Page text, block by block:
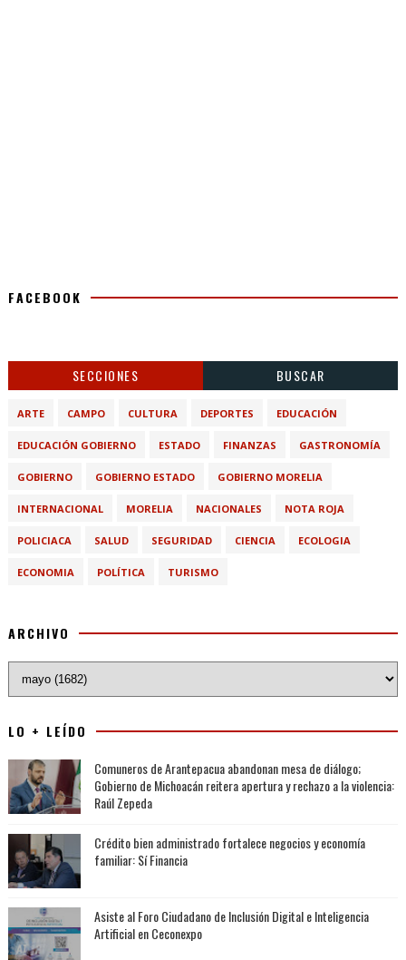
FACEBOOK
SECCIONES BUSCAR
ARTE CAMPO CULTURA DEPORTES EDUCACIÓN
EDUCACIÓN GOBIERNO ESTADO FINANZAS GASTRONOMÍA
GOBIERNO GOBIERNO ESTADO GOBIERNO MORELIA
INTERNACIONAL MORELIA NACIONALES NOTA ROJA
POLICIACA SALUD SEGURIDAD CIENCIA ECOLOGIA
ECONOMIA POLÍTICA TURISMO
ARCHIVO
LO + LEÍDO
Comuneros de Arantepacua abandonan mesa de diálogo;
Gobierno de Michoacán reitera apertura y rechazo a la violencia:
Raúl Zepeda
Crédito bien administrado fortalece negocios y economía
familiar: Sí Financia
Asiste al Foro Ciudadano de Inclusión Digital e Inteligencia
Artificial en Ceconexpo